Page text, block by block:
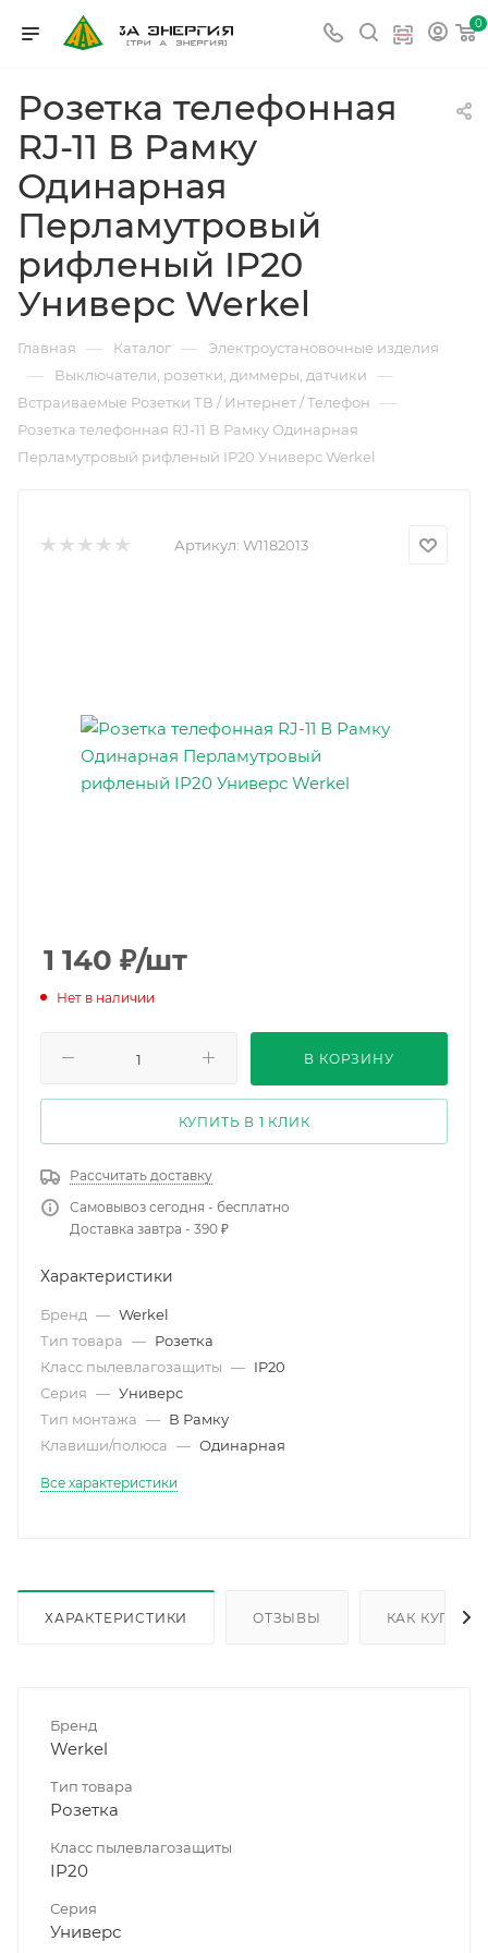
0
Розетка телефонная
RJ-11 В Рамку
Одинарная
Перламутровый
рифленый IP20
Универс Werkel
Главная — Каталог — Электроустановочные изделия
— Выключатели, розетки, диммеры, датчики —
Встраиваемые Розетки ТВ / Интернет / Телефон —
Розетка телефонная RJ-11 В Рамку Одинарная
Перламутровый рифленый IP20 Универс Werkel
Артикул: W1182013
1 140 ₽/шт
Нет в наличии
В КОРЗИНУ
КУПИТЬ В 1 КЛИК
Рассчитать доставку
Самовывоз сегодня - бесплатно
Доставка завтра - 390 ₽
Характеристики
Бренд — Werkel
Тип товара — Розетка
Класс пылевлагозащиты — IP20
Серия — Универс
Тип монтажа — В Рамку
Клавиши/полюса — Одинарная
Все характеристики
ХАРАКТЕРИСТИКИ ОТЗЫВЫ КАК КУПИТЬ
Бренд
Werkel
Тип товара
Розетка
Класс пылевлагозащиты
IP20
Серия
Универс